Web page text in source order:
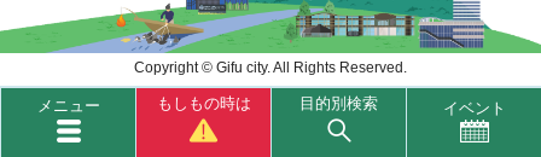
メニュー もしもの時は 目的別検索 イベント
Copyright © Gifu city. All Rights Reserved.